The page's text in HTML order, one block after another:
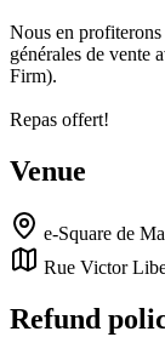
Nous en
générales de vente
Firm).
Repas offert!
Venue
e-Square de
Rue Victor
Refund